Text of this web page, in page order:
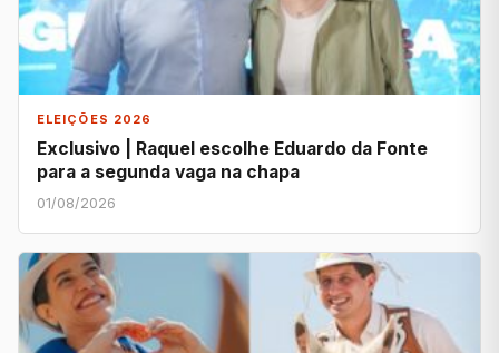
ELEIÇÕES 2026
Exclusivo | Raquel escolhe Eduardo da Fonte
para a segunda vaga na chapa
01/08/2026